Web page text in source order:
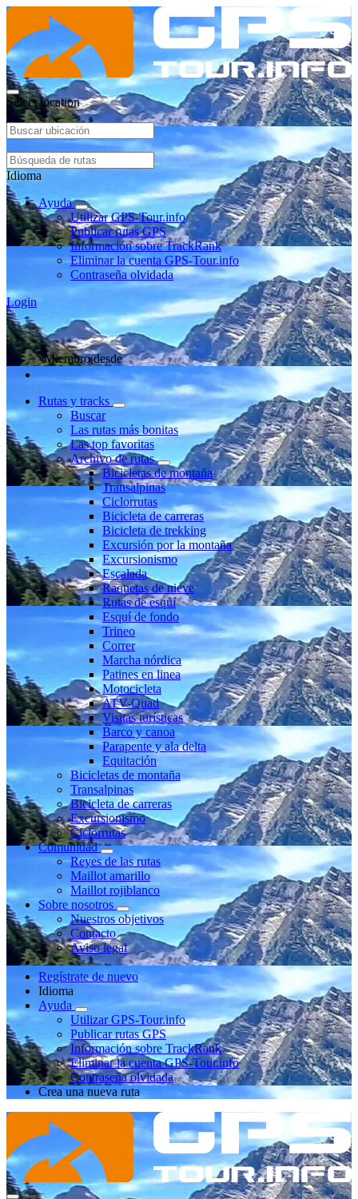
Select location
Idioma
Ayuda
Utilizar GPS-Tour.info
Publicar rutas GPS
Información sobre TrackRank
Eliminar la cuenta GPS-Tour.info
Contraseña olvidada
Login
Miembro desde
Rutas y tracks
Buscar
Las rutas más bonitas
Las top favoritas
Archivo de rutas
Bicicletas de montaña
Transalpinas
Ciclorrutas
Bicicleta de carreras
Bicicleta de trekking
Excursión por la montaña
Excursionismo
Escalada
Raquetas de nieve
Rutas de esquí
Esquí de fondo
Trineo
Correr
Marcha nórdica
Patines en linea
Motocicleta
ATV-Quad
Visitas turísticas
Barco y canoa
Parapente y ala delta
Equitación
Bicicletas de montaña
Transalpinas
Bicicleta de carreras
Excursionismo
Ciclorrutas
Comunidad
Reyes de las rutas
Maillot amarillo
Maillot rojiblanco
Sobre nosotros
Nuestros objetivos
Contacto
Aviso legal
Regístrate de nuevo
Idioma
Ayuda
Utilizar GPS-Tour.info
Publicar rutas GPS
Información sobre TrackRank
Eliminar la cuenta GPS-Tour.info
Contraseña olvidada
Crea una nueva ruta